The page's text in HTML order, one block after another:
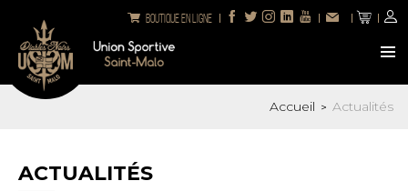
Boutique en ligne
Accueil > Actualités
ACTUALITÉS